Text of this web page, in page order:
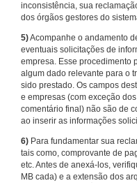
inconsistência, sua
dos órgãos gestores do
5)Acompanhe o andamento
eventuais solicitações de
empresa. Esse procedimento
algum dado relevante para o
sido prestado. Os campos
e empresas (com exceção
comentário final) não são de
ao inserir as informações
6) Para fundamentar sua
tais como, comprovante de
etc. Antes de anexá-los,
MB cada) e a extensão dos